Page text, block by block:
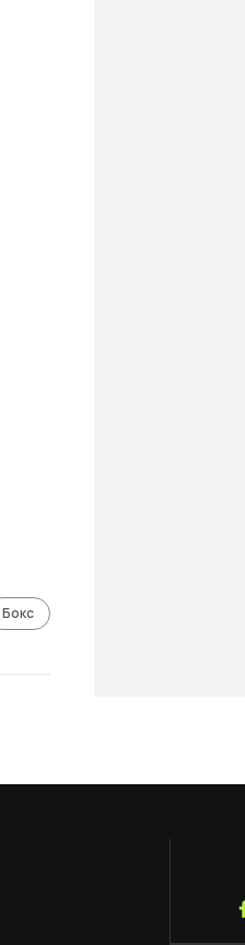
Бокс